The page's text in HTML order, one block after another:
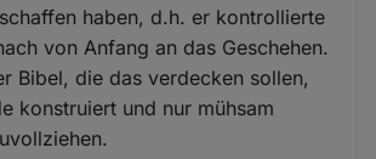
haben, d.h. er kontrollierte
von Anfang an das Geschehen.
Bibel, die das verdecken sollen,
konstruiert und nur mühsam